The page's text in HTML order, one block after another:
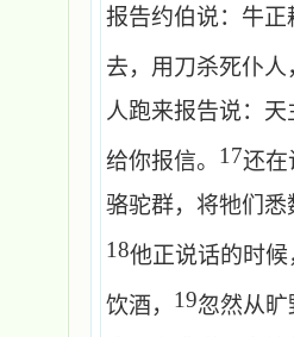
报告约伯说：牛
去，用刀杀死仆
人跑来报告说：
给你报信。 17还在
骆驼群，将牠们
18他正说话的时
饮酒， 19忽然从